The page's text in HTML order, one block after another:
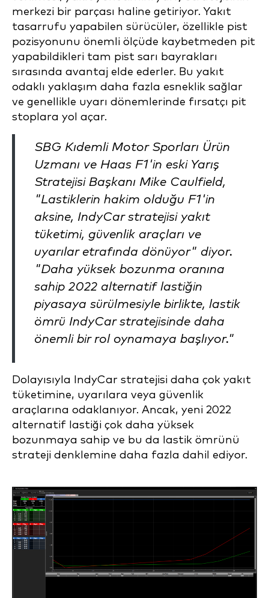
merkezi bir parçası haline getiriyor. Yakıt
tasarrufu yapabilen sürücüler, özellikle pist
pozisyonunu önemli ölçüde kaybetmeden pit
yapabildikleri tam pist sarı bayrakları
sırasında avantaj elde ederler. Bu yakıt
odaklı yaklaşım daha fazla esneklik sağlar
ve genellikle uyarı dönemlerinde fırsatçı pit
stoplara yol açar.
SBG Kıdemli Motor Sporları Ürün
Uzmanı ve Haas F1'in eski Yarış
Stratejisi Başkanı Mike Caulfield,
"Lastiklerin hakim olduğu F1'in
aksine, IndyCar stratejisi yakıt
tüketimi, güvenlik araçları ve
uyarılar etrafında dönüyor" diyor.
"Daha yüksek bozunma oranına
sahip 2022 alternatif lastiğin
piyasaya sürülmesiyle birlikte, lastik
ömrü IndyCar stratejisinde daha
önemli bir rol oynamaya başlıyor."
Dolayısıyla IndyCar stratejisi daha çok yakıt
tüketimine, uyarılara veya güvenlik
araçlarına odaklanıyor. Ancak, yeni 2022
alternatif lastiği çok daha yüksek
bozunmaya sahip ve bu da lastik ömrünü
strateji denklemine daha fazla dahil ediyor.